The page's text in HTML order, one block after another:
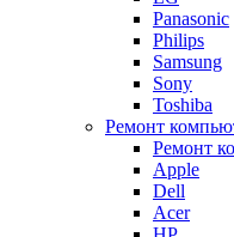
Panasonic
Philips
Samsung
Sony
Toshiba
Ремонт
Ремонт
Apple
Dell
Acer